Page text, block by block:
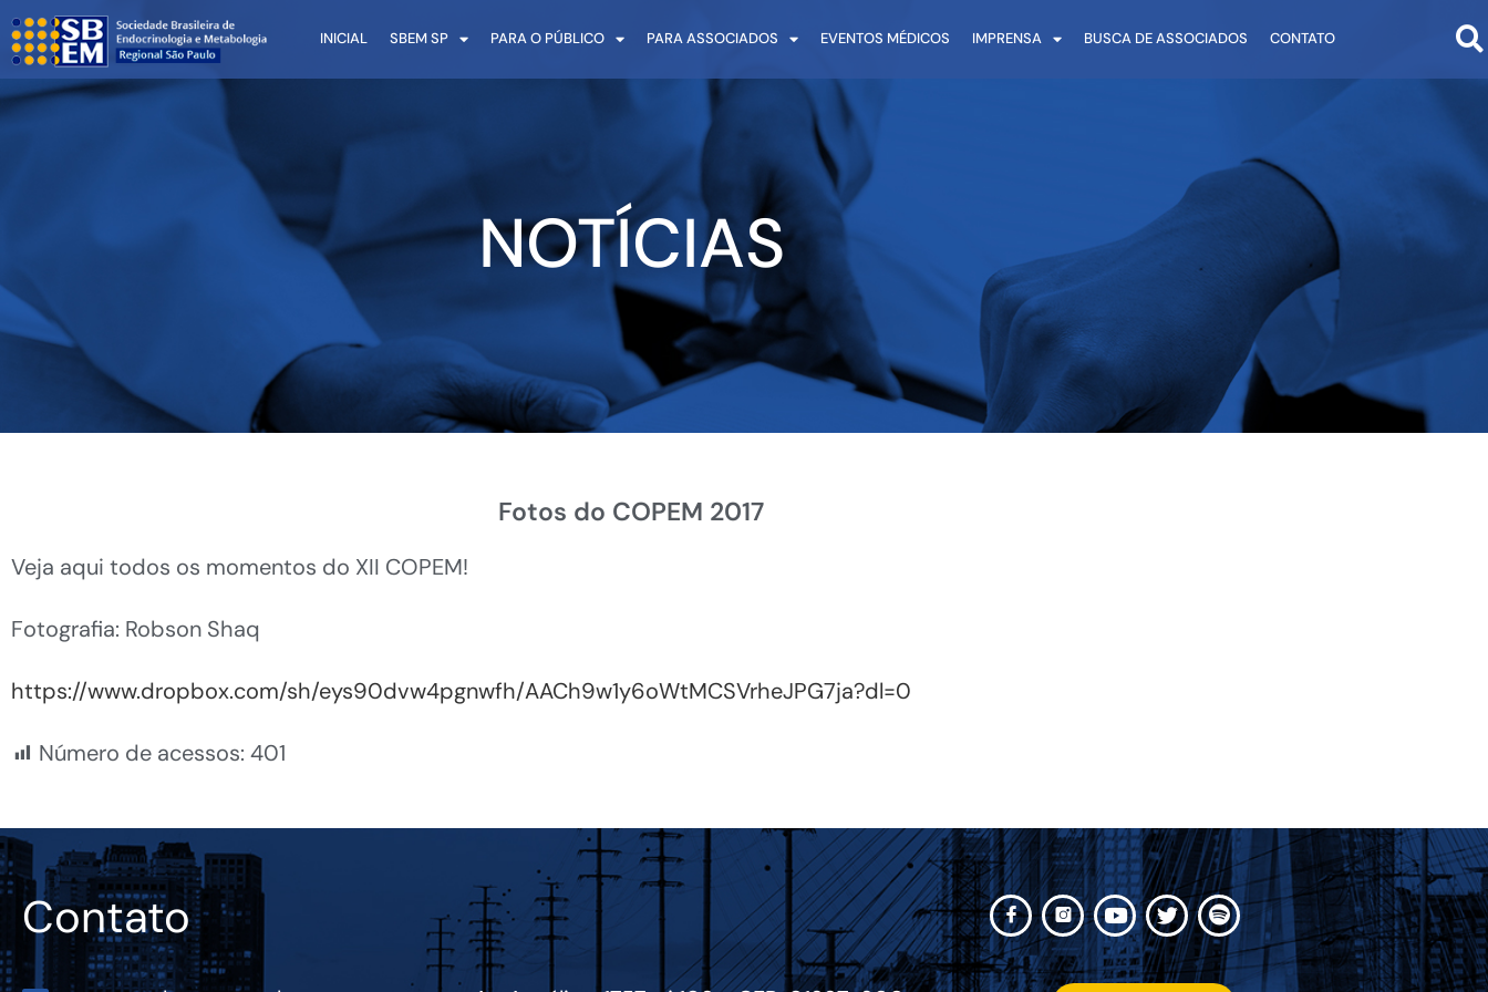
INICIAL SBEM SP PARA O PÚBLICO PARA ASSOCIADOS EVENTOS MÉDICOS IMPRENSA BUSCA DE ASSOCIADOS CONTATO
NOTÍCIAS
Fotos do COPEM 2017
Veja aqui todos os momentos do XII COPEM!
Fotografia: Robson Shaq
https://www.dropbox.com/sh/eys90dvw4pgnwfh/AACh9w1y6oWtMCSVrheJPG7ja?dl=0
Número de acessos: 401
Contato